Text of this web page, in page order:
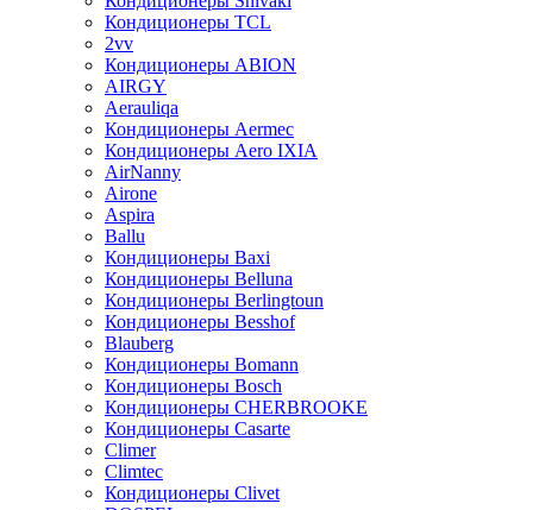
Кондиционеры TCL
2vv
Кондиционеры ABION
AIRGY
Aerauliqa
Кондиционеры Aermec
Кондиционеры Aero IXIA
AirNanny
Airone
Aspira
Ballu
Кондиционеры Baxi
Кондиционеры Belluna
Кондиционеры Berlingtoun
Кондиционеры Besshof
Blauberg
Кондиционеры Bomann
Кондиционеры Bosch
Кондиционеры CHERBROOKE
Кондиционеры Casarte
Climer
Climtec
Кондиционеры Clivet